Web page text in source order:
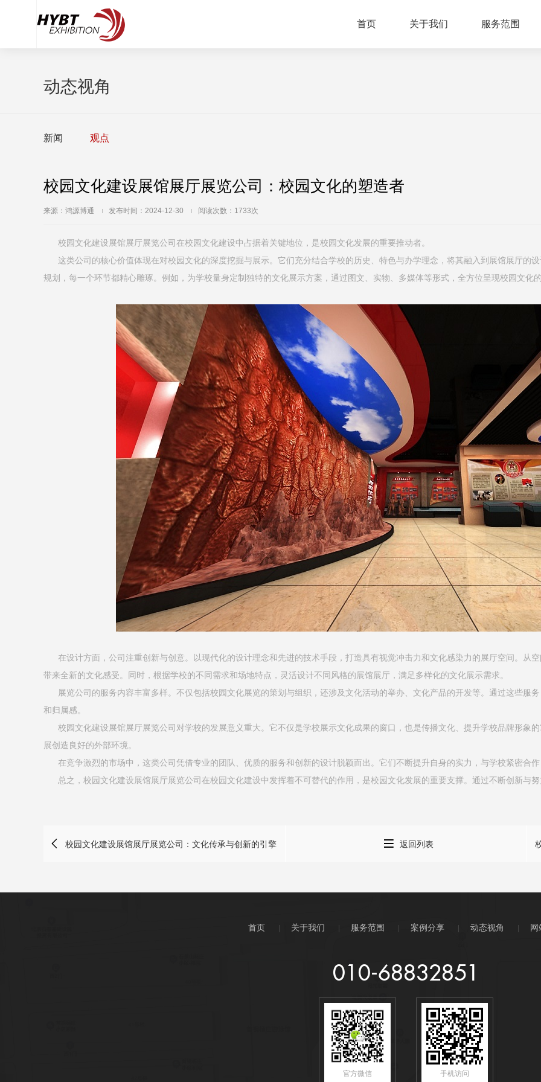
首页 关于我们 服务范围
动态视角
新闻 观点
校园文化建设展馆展厅展览公司：校园文化的塑造者
来源：鸿源博通 发布时间：2024-12-30 阅读次数：1733次
校园文化建设展馆展厅展览公司在校园文化建设中占据着关键地位，是校园文化发展的重要推动者。
这类公司的核心价值体现在对校园文化的深度挖掘与展示。它们充分结合学校的历史、特色与办学理念，将其融入到展馆展厅的
规划，每一个环节都精心雕琢。例如，为学校量身定制独特的文化展示方案，通过图文、实物、多媒体等形式，全方位呈现校园文化
在设计方面，公司注重创新与创意。以现代化的设计理念和先进的技术手段，打造具有视觉冲击力和文化感染力的展厅空间。从
带来全新的文化感受。同时，根据学校的不同需求和场地特点，灵活设计不同风格的展馆展厅，满足多样化的文化展示需求。
展览公司的服务内容丰富多样。不仅包括校园文化展览的策划与组织，还涉及文化活动的举办、文化产品的开发等。通过这些服
和归属感。
校园文化建设展馆展厅展览公司对学校的发展意义重大。它不仅是学校展示文化成果的窗口，也是传播文化、提升学校品牌形象
展创造良好的外部环境。
在竞争激烈的市场中，这类公司凭借专业的团队、优质的服务和创新的设计脱颖而出。它们不断提升自身的实力，与学校紧密合
总之，校园文化建设展馆展厅展览公司在校园文化建设中发挥着不可替代的作用，是校园文化发展的重要支撑。通过不断创新与
 校园文化建设展馆展厅展览公司：文化传承与创新的引擎  返回列表
首页 关于我们 服务范围 案例分享 动态视角 网
010-68832851
官方微信 手机访问